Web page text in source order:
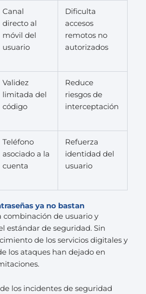
Canal
directo al
móvil del
usuario
Dificulta
accesos
remotos no
autorizados
Validez
limitada del
código
Reduce
riesgos de
interceptación
Teléfono
asociado a la
cuenta
Refuerza
identidad del
usuario
ya no bastan
combinación de usuario y
estándar de seguridad. Sin
de los servicios digitales y
los ataques han dejado en
los incidentes de seguridad